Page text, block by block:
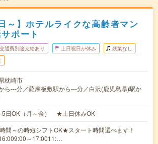
～】ホテルライクな高齢者マン
ポート
交通費別途支給あり 土日祝日が休み 残業なし
枕崎市
ら---分／薩摩板敷駅から---分／白沢(鹿児島県)駅か
5日OK（月～金） ★土日休みOK
間～の時短シフトOK★スタート時間選べます！
～17:0011:…